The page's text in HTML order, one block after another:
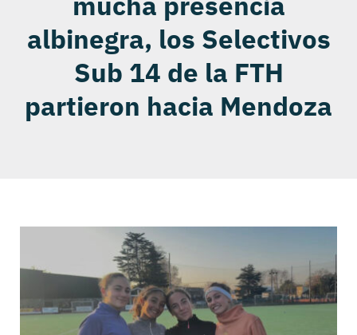
Contacto
albinegra, los Selectivos
Sub 14 de la FTH
partieron hacia Mendoza